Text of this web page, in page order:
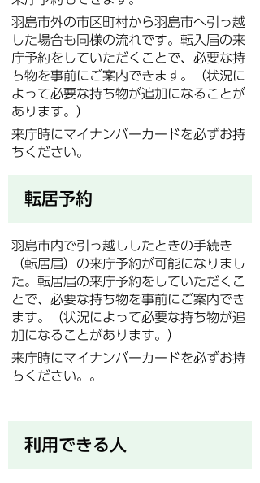
羽島市外の市区町村から羽島市へ引っ越
した場合も同様の流れです。転入届の来
庁予約をしていただくことで、必要な持
ち物を事前にご案内できます。（状況に
よって必要な持ち物が追加になることが
あります。）
来庁時にマイナンバーカードを必ずお持
ちください。
転居予約
羽島市内で引っ越ししたときの手続き
（転居届）の来庁予約が可能になりまし
た。転居届の来庁予約をしていただくこ
とで、必要な持ち物を事前にご案内でき
ます。（状況によって必要な持ち物が追
加になることがあります。）
来庁時にマイナンバーカードを必ずお持
ちください。。
利用できる人